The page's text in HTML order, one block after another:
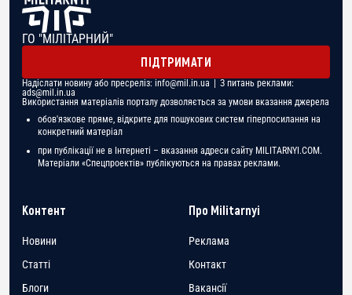
ГО "МІЛІТАРНИЙ"
ПІДТРИМАТИ
Надіслати новину або пресреліз: info@mil.in.ua | З питань реклами:
ads@mil.in.ua
Використання матеріалів порталу дозволяється за умови вказання джерела
обов'язкове пряме, відкрите для пошукових систем гіперпосилання на
конкретний матеріал
при публікації не в Інтернеті – вказання адреси сайту MILITARNYI.COM.
Матеріали «Спецпроектів» публікуються на правах реклами.
Контент
Новини
Статті
Блоги
Про Militarnyi
Реклама
Контакт
Вакансії